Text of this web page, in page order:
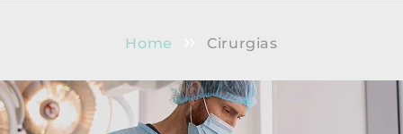
Home Cirurgias